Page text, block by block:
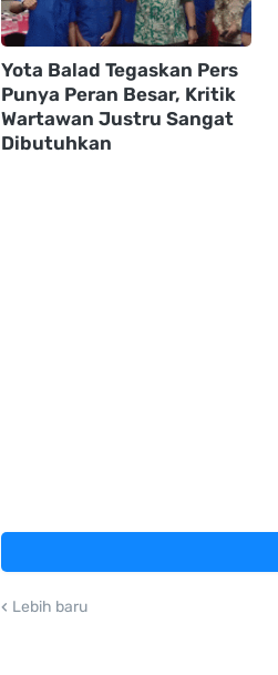
Yota Balad Tegaskan Pers
Punya Peran Besar, Kritik
Wartawan Justru Sangat
Dibutuhkan
Lebih baru